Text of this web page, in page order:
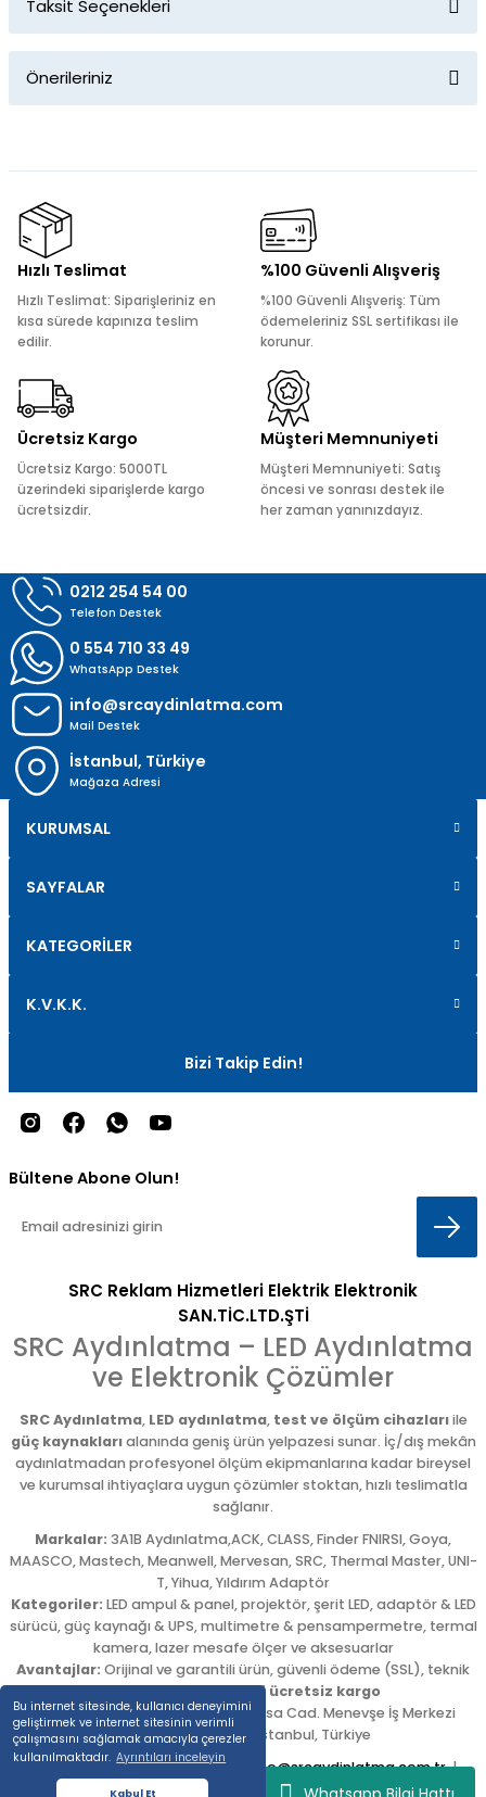
Bu internet sitesinde, kullanıcı deneyimini
geliştirmek ve internet sitesinin verimli
çalışmasını sağlamak amacıyla çerezler
kullanılmaktadır. Ayrıntıları inceleyin
Kabul Et
Taksit Seçenekleri
Önerileriniz
kullanarak tarafımıza iletebilirsiniz.
Görüş ve önerileriniz için teşekkür ederiz.
Ürün resmi kalitesiz, bozuk veya görüntülenemiyor.
Ürün bilgilerinde hatalar bulunuyor.
Ürün fiyatı diğer sitelerden daha pahalı.
Bu ürüne benzer farklı alternatifler olmalı.
Hızlı Teslimat
Hızlı Teslimat: Siparişleriniz en
kısa sürede kapınıza teslim
edilir.
%100 Güvenli Alışveriş
%100 Güvenli Alışveriş: Tüm
ödemeleriniz SSL sertifikası ile
korunur.
Ücretsiz Kargo
Ücretsiz Kargo: 5000TL
üzerindeki siparişlerde kargo
ücretsizdir.
Müşteri Memnuniyeti
Müşteri Memnuniyeti: Satış
öncesi ve sonrası destek ile
her zaman yanınızdayız.
0212 254 54 00
Telefon Destek
0 554 710 33 49
WhatsApp Destek
info@srcaydinlatma.com
Mail Destek
İstanbul, Türkiye
Mağaza Adresi
KURUMSAL
SAYFALAR
KATEGORİLER
K.V.K.K.
Bizi Takip Edin!
Bültene Abone Olun!
SRC Reklam Hizmetleri Elektrik Elektronik
SAN.TİC.LTD.ŞTİ
SRC Aydınlatma – LED Aydınlatma
ve Elektronik Çözümler
SRC Aydınlatma, LED aydınlatma, test ve ölçüm cihazlarıile
güç kaynaklarıalanında geniş ürün yelpazesi sunar. İç/dış mekân
aydınlatmadan profesyonel ölçüm ekipmanlarına kadar bireysel
ve kurumsal ihtiyaçlara uygun çözümler stoktan, hızlı teslimatla
sağlanır.
Markalar: 3A1B Aydınlatma,ACK, CLASS, Finder FNIRSI, Goya,
MAASCO, Mastech, Meanwell, Mervesan, SRC, Thermal Master, UNI-
T, Yihua, Yıldırım Adaptör
Kategoriler: LED ampul & panel, projektör, şerit LED, adaptör & LED
sürücü, güç kaynağı & UPS, multimetre & pensampermetre, termal
kamera, lazer mesafe ölçer ve aksesuarlar
Avantajlar: Orijinal ve garantili ürün, güvenli ödeme (SSL), teknik
destek,5.000 TL üzeri ücretsiz kargo
Adres: Emekyemez Mah. Okçumusa Cad. Menevşe İş Merkezi
No:22/58,Beyoğlu/ İstanbul, Türkiye
Tel:0212 254 54 00|E-posta: info@srcaydinlatma.com.tr|
www.srcaydinlatma.com